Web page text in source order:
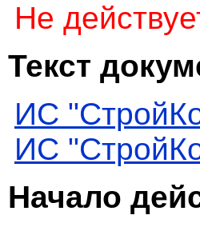
Не
Текст
ИС
ИС
Начало